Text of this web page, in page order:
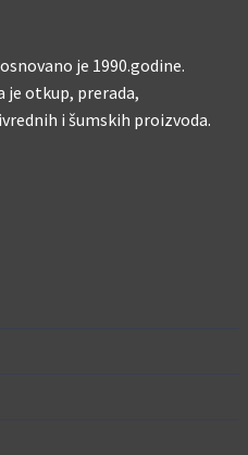
je 1990.godine.
je otkup, prerada,
i šumskih proizvoda.